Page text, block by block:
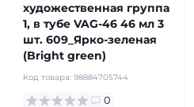
художественная группа
1, в тубе VAG-46 46 мл 3
шт. 609_Ярко-зеленая
(Bright green)
Код товара: 98884705744
0